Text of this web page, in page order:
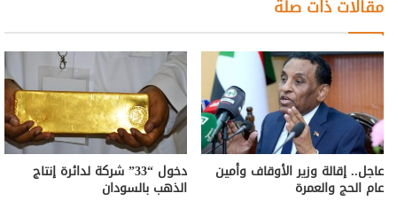
مقالات ذات صلة
عاجل.. إقالة وزير الأوقاف وأمين
عام الحج والعمرة
دخول “33” شركة لدائرة إنتاج
الذهب بالسودان